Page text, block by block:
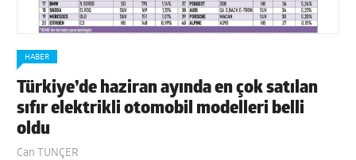
HABER
Türkiye’de haziran ayında en çok satılan
sıfır elektrikli otomobil modelleri belli
oldu
Can TUNÇER